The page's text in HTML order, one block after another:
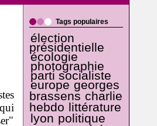
Tags populaires
élection
présidentielle
écologie
photographie
parti socialiste
europe georges
brassens charlie
hebdo littérature
lyon politique